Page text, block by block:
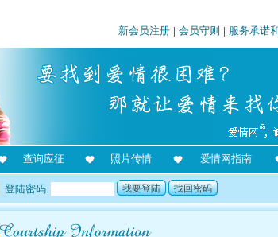
新会员注册 | 会员守则 | 服务承诺
查询应征 照片传情 爱情网指南
登陆密码: 我要登陆 找回密码